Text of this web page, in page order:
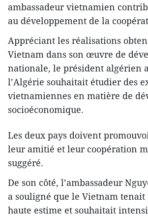
ambassadeur vietnamien
au développement de la
Appréciant les réalisations
Vietnam dans son œuvre de
nationale, le président algérien
l’Algérie souhaitait étudier des
vietnamiennes en matière de
socioéconomique.
Les deux pays doivent
leur amitié et leur coopération
suggéré.
De son côté, l’ambassadeur
a souligné que le Vietnam tenait
haute estime et souhaitait